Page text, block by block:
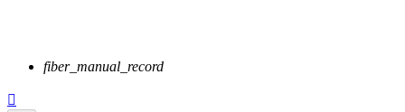
fiber_manual_record
